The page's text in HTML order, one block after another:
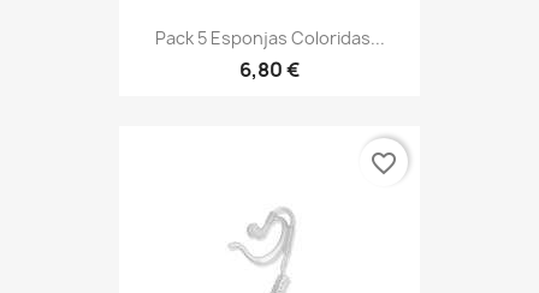
Pack 5 Esponjas Coloridas...
6,80 €
favorite_border